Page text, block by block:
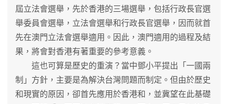
屆立法會選舉，先於香港的三場選舉，包括行政長官選
舉委員會選舉，立法會選舉和行政長官選舉，因而就首
先在澳門立法會選舉適用。因此，澳門適用的過程及結
果，將會對香港有著重要的參考意義。
這也可算是歷史的重演？當中鄧小平提出「一國兩
制」方針，主要是為解決台灣問題而制定。但由於歷史
和現實的原因，卻首先應用於香港和，並冀望在此基礎